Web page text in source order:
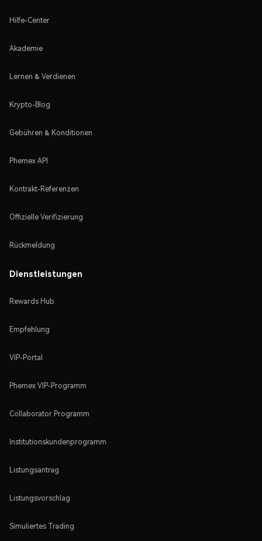
Hilfe-Center
Akademie
Lernen & Verdienen
Krypto-Blog
Gebühren & Konditionen
Phemex API
Kontrakt-Referenzen
Offizielle Verifizierung
Rückmeldung
Dienstleistungen
Rewards Hub
Empfehlung
VIP-Portal
Phemex VIP-Programm
Collaborator Programm
Institutionskundenprogramm
Listungsantrag
Listungsvorschlag
Simuliertes Trading